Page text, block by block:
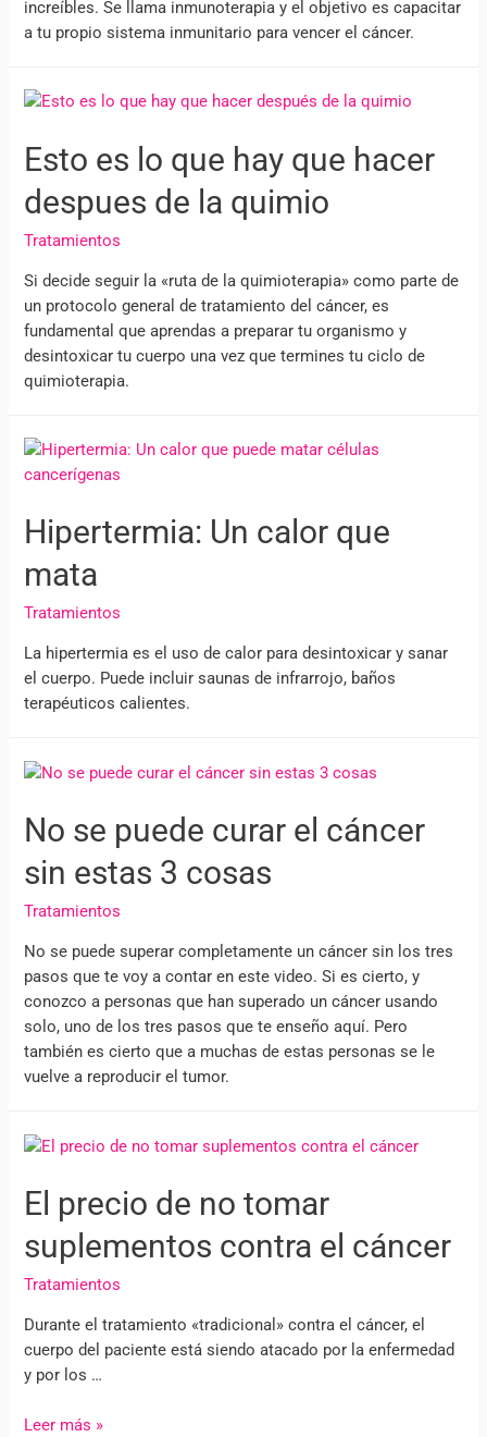
increíbles. Se llama inmunoterapia y el objetivo es capacitar
a tu propio sistema inmunitario para vencer el cáncer.
Esto es lo que hay que hacer
despues de la quimio
Tratamientos
Si decide seguir la «ruta de la quimioterapia» como parte de
un protocolo general de tratamiento del cáncer, es
fundamental que aprendas a preparar tu organismo y
desintoxicar tu cuerpo una vez que termines tu ciclo de
quimioterapia.
Hipertermia: Un calor que
mata
Tratamientos
La hipertermia es el uso de calor para desintoxicar y sanar
el cuerpo. Puede incluir saunas de infrarrojo, baños
terapéuticos calientes.
No se puede curar el cáncer
sin estas 3 cosas
Tratamientos
No se puede superar completamente un cáncer sin los tres
pasos que te voy a contar en este video. Si es cierto, y
conozco a personas que han superado un cáncer usando
solo, uno de los tres pasos que te enseño aquí. Pero
también es cierto que a muchas de estas personas se le
vuelve a reproducir el tumor.
El precio de no tomar
suplementos contra el cáncer
Tratamientos
Durante el tratamiento «tradicional» contra el cáncer, el
cuerpo del paciente está siendo atacado por la enfermedad
y por los …
Leer más »